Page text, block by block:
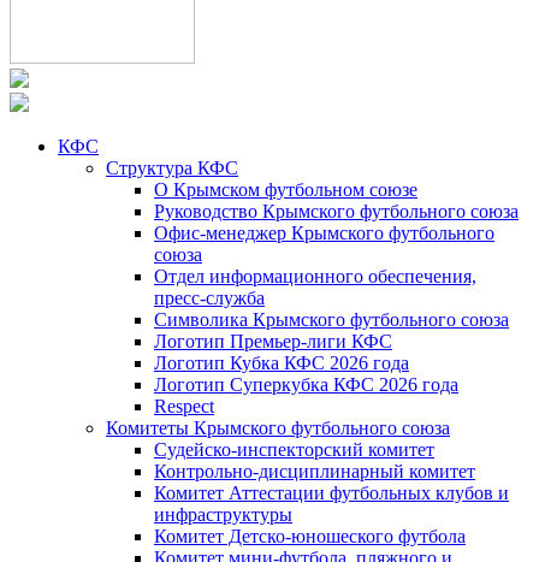
КФС
Структура КФС
О Крымском футбольном союзе
Руководство Крымского футбольного союза
Офис-менеджер Крымского футбольного
союза
Отдел информационного обеспечения,
пресс-служба
Символика Крымского футбольного союза
Логотип Премьер-лиги КФС
Логотип Кубка КФС 2026 года
Логотип Суперкубка КФС 2026 года
Respect
Комитеты Крымского футбольного союза
Судейско-инспекторский комитет
Контрольно-дисциплинарный комитет
Комитет Аттестации футбольных клубов и
инфраструктуры
Комитет Детско-юношеского футбола
Комитет мини-футбола, пляжного и